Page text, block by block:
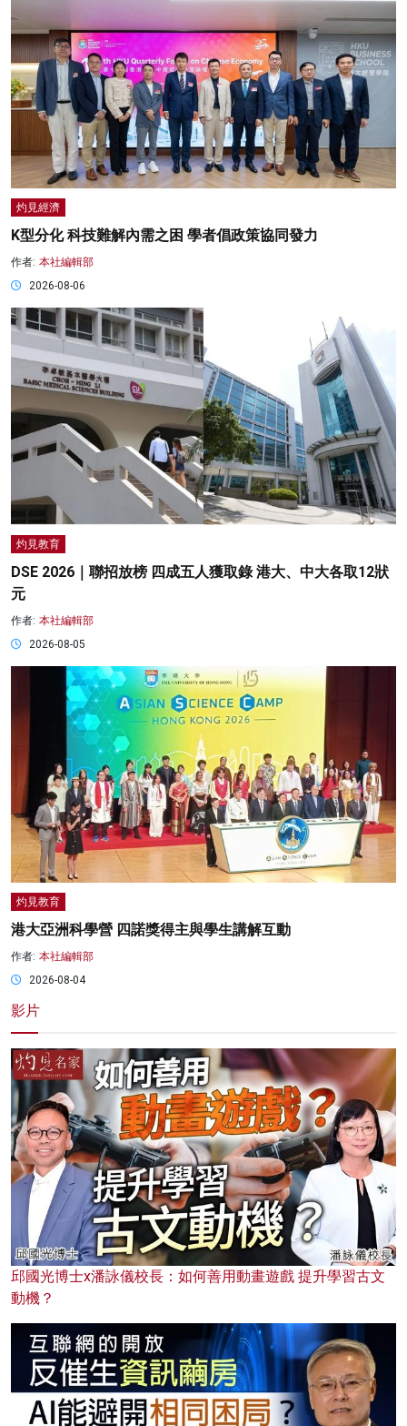
灼見經濟
K型分化 科技難解內需之困 學者倡政策協同發力
作者: 本社編輯部
2026-08-06
灼見教育
DSE 2026｜聯招放榜 四成五人獲取錄 港大、中大各取12狀
元
作者: 本社編輯部
2026-08-05
灼見教育
港大亞洲科學營 四諾獎得主與學生講解互動
作者: 本社編輯部
2026-08-04
影片
邱國光博士x潘詠儀校長：如何善用動畫遊戲 提升學習古文
動機？